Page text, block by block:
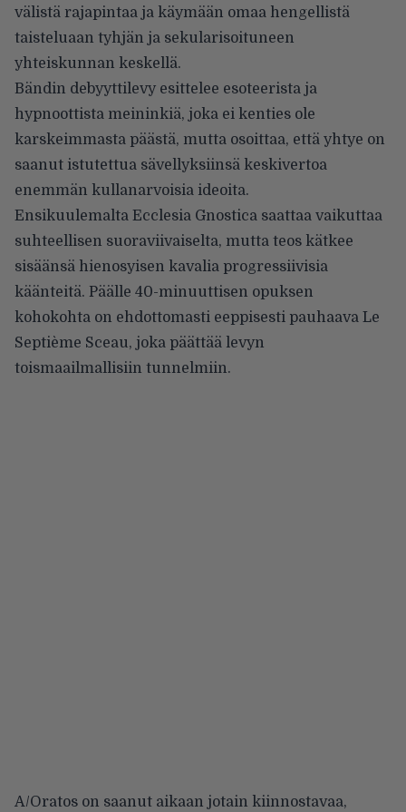
välistä rajapintaa ja käymään omaa hengellistä
taisteluaan tyhjän ja sekularisoituneen
yhteiskunnan keskellä.
Bändin debyyttilevy esittelee esoteerista ja
hypnoottista meininkiä, joka ei kenties ole
karskeimmasta päästä, mutta osoittaa, että yhtye on
saanut istutettua sävellyksiinsä keskivertoa
enemmän kullanarvoisia ideoita.
Ensikuulemalta Ecclesia Gnostica saattaa vaikuttaa
suhteellisen suoraviivaiselta, mutta teos kätkee
sisäänsä hienosyisen kavalia progressiivisia
käänteitä. Päälle 40-minuuttisen opuksen
kohokohta on ehdottomasti eeppisesti pauhaava Le
Septième Sceau, joka päättää levyn
toismaailmallisiin tunnelmiin.
A/Oratos on saanut aikaan jotain kiinnostavaa,